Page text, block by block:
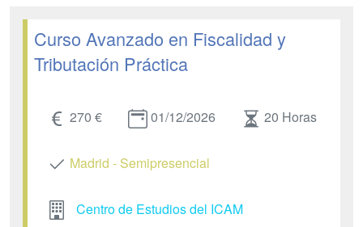
Curso Avanzado en Fiscalidad y
Tributación Práctica
270 € 01/12/2026 20 Horas
Madrid - Semipresencial
Centro de Estudios del ICAM